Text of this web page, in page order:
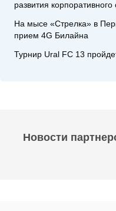
развития корпоративного
На мысе «Стрелка» в
прием 4G Билайна
Турнир Ural FC 13
Новости